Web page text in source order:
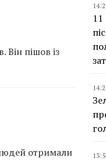
Він пішов із
отримали
11